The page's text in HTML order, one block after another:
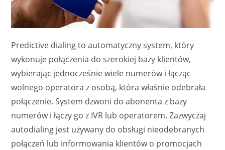
Predictive dialing to automatyczny system, który
wykonuje połączenia do szerokiej bazy klientów,
wybierając jednocześnie wiele numerów i łącząc
wolnego operatora z osobą, która właśnie odebrała
połączenie. System dzwoni do abonenta z bazy
numerów i łączy go z IVR lub operatorem. Zazwyczaj
autodialing jest używany do obsługi nieodebranych
połączeń lub informowania klientów o promocjach